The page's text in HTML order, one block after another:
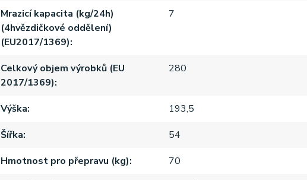
Mrazicí kapacita (kg/24h)
(4hvězdičkové oddělení)
(EU2017/1369)
7
Celkový objem výrobků (EU
2017/1369)
280
Výška
193,5
Šířka
54
Hmotnost pro přepravu (kg)
70